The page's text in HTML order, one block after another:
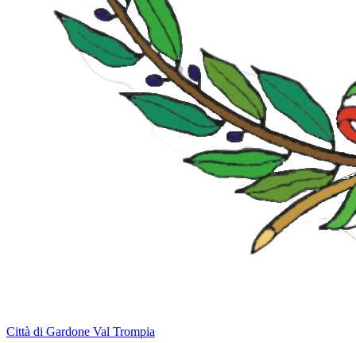
Città di Gardone Val Trompia